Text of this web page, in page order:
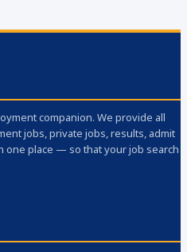
companion. We provide all
jobs, private jobs, results, admit
one place — so that your job search